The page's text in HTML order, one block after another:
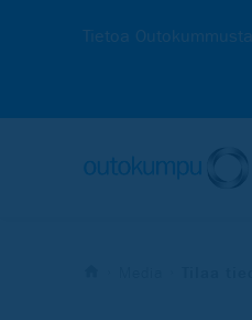
Tietoa Outokummusta